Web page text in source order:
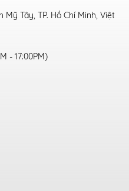
Mỹ Tây, TP. Hồ Chí Minh, Việt
- 17:00PM)